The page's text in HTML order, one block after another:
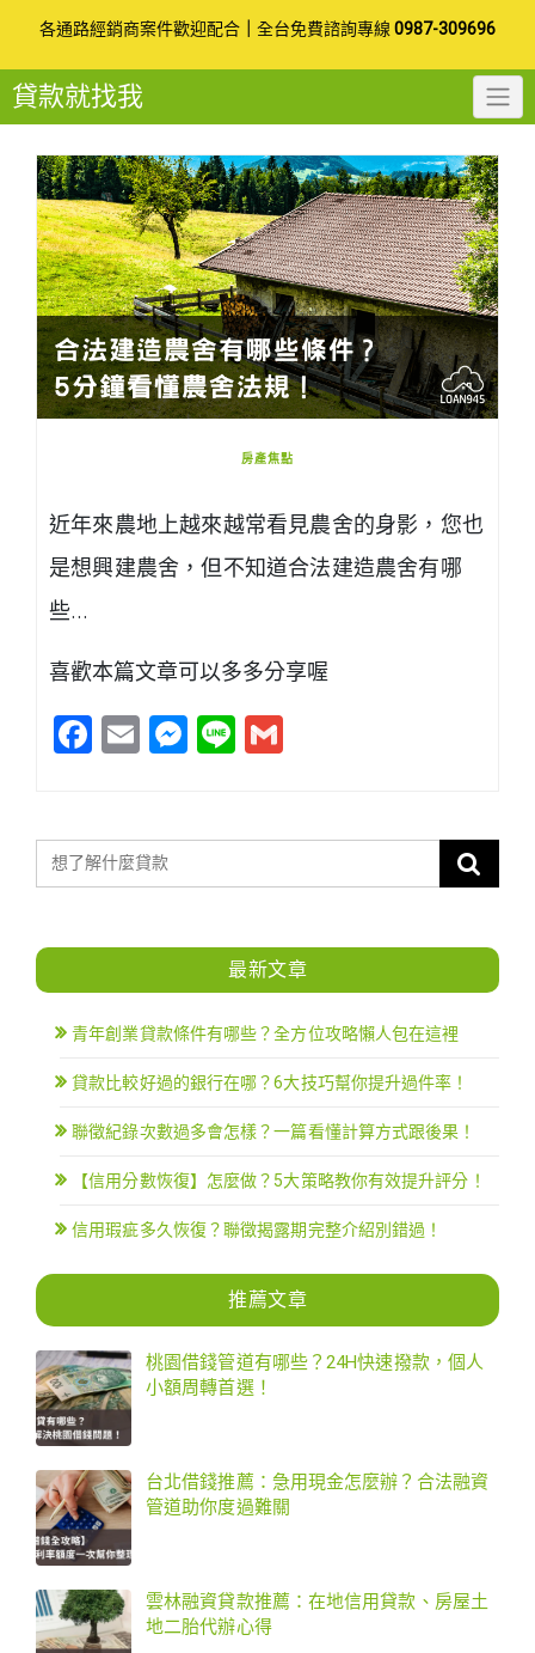
to
content
各通路經銷商案件歡迎配合 全台免費諮詢專線 0987-309696
貸款就找我
房產焦點
近年來農地上越來越常看見農舍的身影，您也
是想興建農舍，但不知道合法建造農舍有哪
些…
喜歡本篇文章可以多多分享喔
Facebook
EmailMessenger
Line
最新文章
青年創業貸款條件有哪些？全方位攻略懶人包在這裡
貸款比較好過的銀行在哪？6大技巧幫你提升過件率！
聯徵紀錄次數過多會怎樣？一篇看懂計算方式跟後果！
【信用分數恢復】怎麼做？5大策略教你有效提升評分！
信用瑕疵多久恢復？聯徵揭露期完整介紹別錯過！
推薦文章
桃園借錢管道有哪些？24H快速撥款，個人
小額周轉首選！
台北借錢推薦：急用現金怎麼辦？合法融資
管道助你度過難關
雲林融資貸款推薦：在地信用貸款、房屋土
地二胎代辦心得